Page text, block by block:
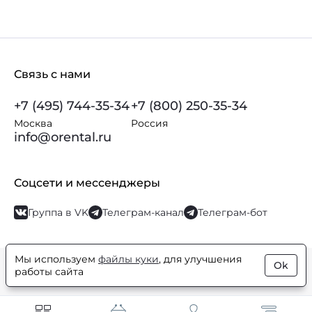
Связь с нами
+7 (495) 744-35-34
Москва
+7 (800) 250-35-34
Россия
info@orental.ru
Соцсети и мессенджеры
Группа в VK Телеграм-канал Телеграм-бот
© Orental.ru 2007–2026Интернет-магазин парфюмерии и
косметики
Мы используем файлы куки, для улучшения
работы сайта
Ok